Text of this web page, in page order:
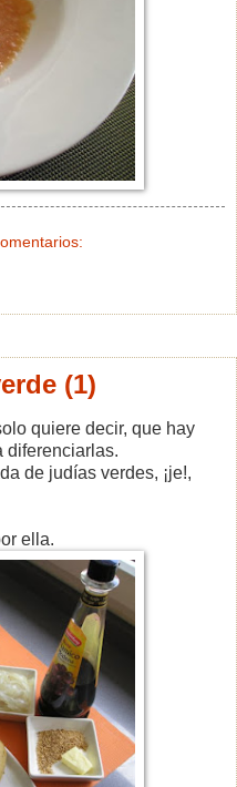
(1)
quiere decir, que hay
diferenciarlas.
de judías verdes, ¡je!,
ella.